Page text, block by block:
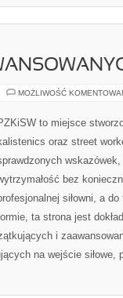
MOŻLIWOŚĆ
to miejsce
oraz street
bez
siłowni, a
ta strona jest
i
na wejście siłowe,